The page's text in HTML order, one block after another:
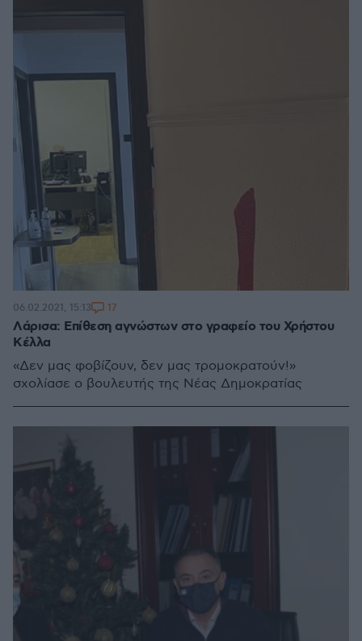
Λάρισα: Επίθεση αγνώστων στο γραφείο του Χρήστου
Κέλλα
«Δεν μας φοβίζουν, δεν μας τρομοκρατούν!»
σχολίασε ο βουλευτής της Νέας Δημοκρατίας
06.02.2021, 15:13 17